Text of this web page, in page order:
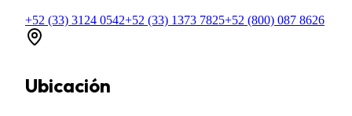
+52 (33) 3124 0542+52 (33) 1373 7825+52 (800) 087 8626
Ubicación